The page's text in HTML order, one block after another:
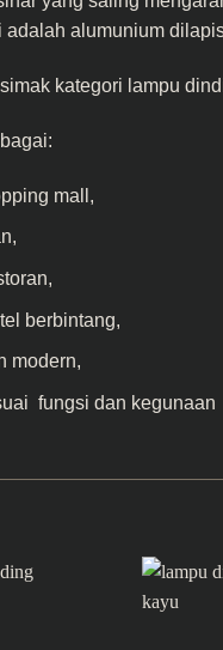
alumunium
kategori lampu
mall,
berbintang,
modern,
fungsi dan kegunaan